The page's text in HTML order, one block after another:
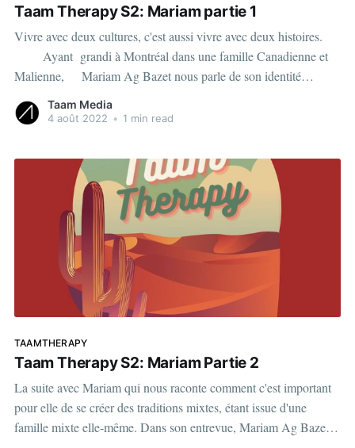
Taam Therapy S2: Mariam partie 1
Vivre avec deux cultures, c'est aussi vivre avec deux histoires.
Ayant grandi à Montréal dans une famille Canadienne et
Malienne, Mariam Ag Bazet nous parle de son identité
shared by Taam Media | Média numérique (@taammedia)
Taam Media
4 août 2022 • 1 min read
TAAMTHERAPY
Taam Therapy S2: Mariam Partie 2
La suite avec Mariam qui nous raconte comment c'est important
pour elle de se créer des traditions mixtes, étant issue d'une
famille mixte elle-même. Dans son entrevue, Mariam Ag Bazet